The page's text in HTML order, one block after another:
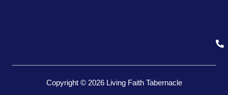
Copyright © 2026 Living Faith Tabernacle